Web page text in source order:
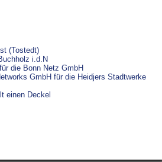
(Tostedt)
i.d.N
die Bonn Netz GmbH
GmbH für die Heidjers Stadtwerke
einen Deckel